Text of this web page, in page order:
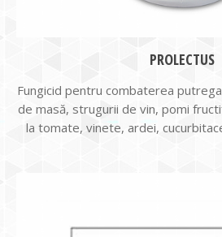
PROLECTUS
Fungicid pentru combaterea
de masă, strugurii de vin, pomi
la tomate, vinete, ardei,